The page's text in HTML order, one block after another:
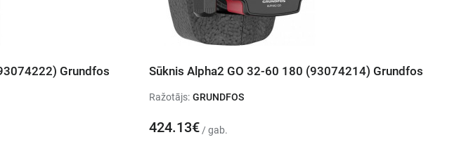
Grundfos Sūknis Alpha2 GO 32-60 180 (93074214) Grundfos
Ražotājs: GRUNDFOS
424.13€/ gab.